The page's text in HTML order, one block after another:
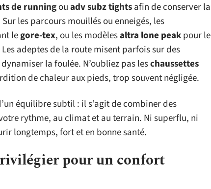
de runningouadv subz tightsafin de conserver la
les parcours mouillés ou enneigés, les
legore-tex, ou les modèlesaltra lone peakpour le
adeptes de la route misent parfois sur des
la foulée. N’oubliez pas leschaussettes
de chaleur aux pieds, trop souvent négligée.
équilibre subtil : il s’agit de combiner des
rythme, au climat et au terrain. Ni superflu, ni
longtemps, fort et en bonne santé.
pour un confort